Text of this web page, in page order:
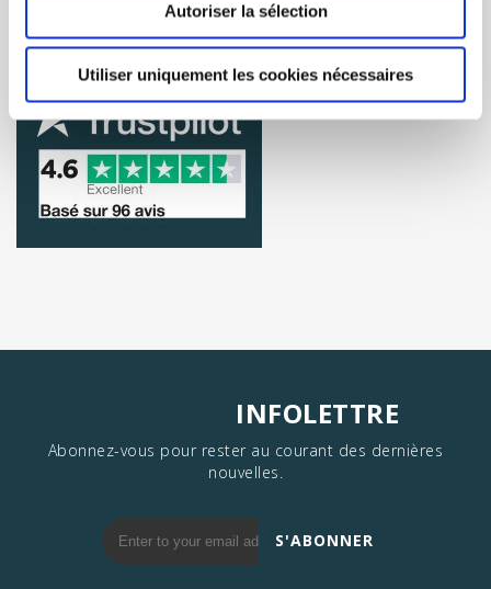
Autoriser la sélection
Utiliser uniquement les cookies nécessaires
INFOLETTRE
Abonnez-vous pour rester au courant des dernières
nouvelles.
S'ABONNER